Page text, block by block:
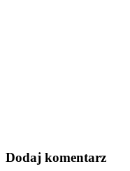
Dodaj komentarz